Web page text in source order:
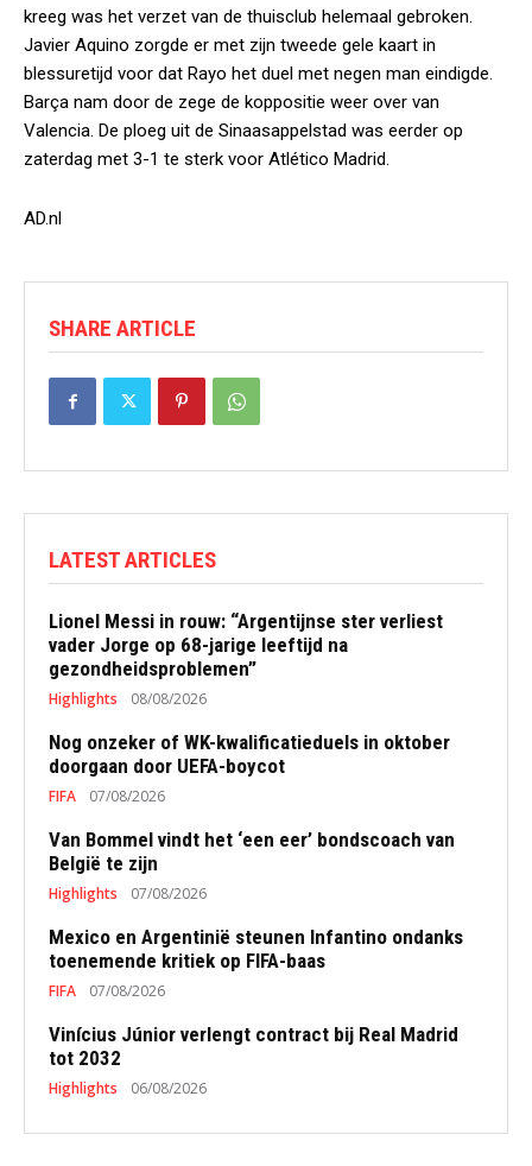
kreeg was het verzet van de thuisclub helemaal gebroken.
Javier Aquino zorgde er met zijn tweede gele kaart in
blessuretijd voor dat Rayo het duel met negen man eindigde.
Barça nam door de zege de koppositie weer over van
Valencia. De ploeg uit de Sinaasappelstad was eerder op
zaterdag met 3-1 te sterk voor Atlético Madrid.
AD.nl
SHARE ARTICLE
LATEST ARTICLES
Lionel Messi in rouw: “Argentijnse ster verliest
vader Jorge op 68-jarige leeftijd na
gezondheidsproblemen”
Highlights 08/08/2026
Nog onzeker of WK-kwalificatieduels in oktober
doorgaan door UEFA-boycot
FIFA 07/08/2026
Van Bommel vindt het ‘een eer’ bondscoach van
België te zijn
Highlights 07/08/2026
Mexico en Argentinië steunen Infantino ondanks
toenemende kritiek op FIFA-baas
FIFA 07/08/2026
Vinícius Júnior verlengt contract bij Real Madrid
tot 2032
Highlights 06/08/2026